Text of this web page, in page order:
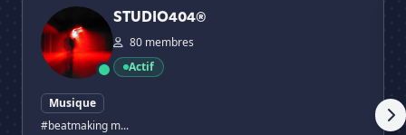
STUDIO404®
80 membres
Actif
Musique
#beatmaking m...